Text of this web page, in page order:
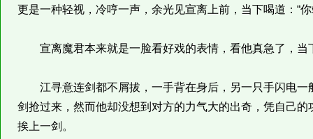
更是一种轻视，冷哼一声，余光见宣离上前，当下喝道：“
宣离魔君本来就是一脸看好戏的表情，看他真急了，当
江寻意连剑都不屑拔，一手背在身后，另一只手闪电一
剑抢过来，然而他却没想到对方的力气大的出奇，凭自己
挨上一剑。